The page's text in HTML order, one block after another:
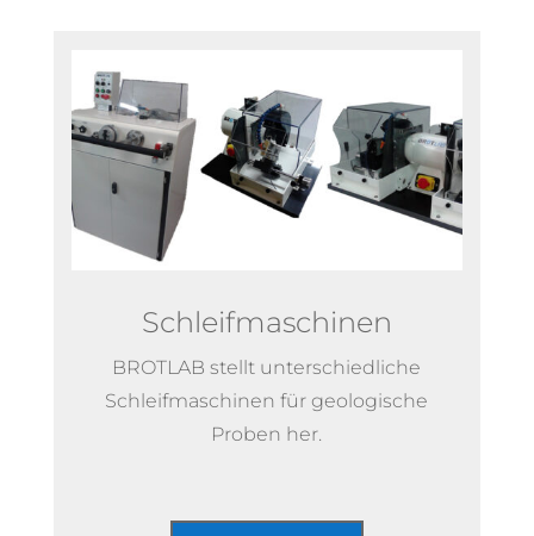
Schleifmaschinen
BROTLAB stellt unterschiedliche
Schleifmaschinen für geologische
Proben her.